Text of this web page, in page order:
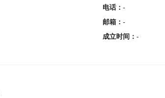
电话： -
邮箱 ： -
成立时间 ： -